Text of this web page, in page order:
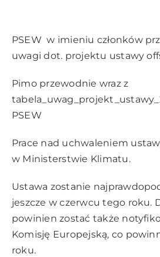
PSEW w imieniu członków
uwagi dot. projektu ustawy
Pimo przewodnie wraz z
PSEW
Prace nad uchwaleniem
w Ministerstwie Klimatu.
Ustawa zostanie
jeszcze w czerwcu tego roku.
powinien zostać także
Komisję Europejską, co
roku.